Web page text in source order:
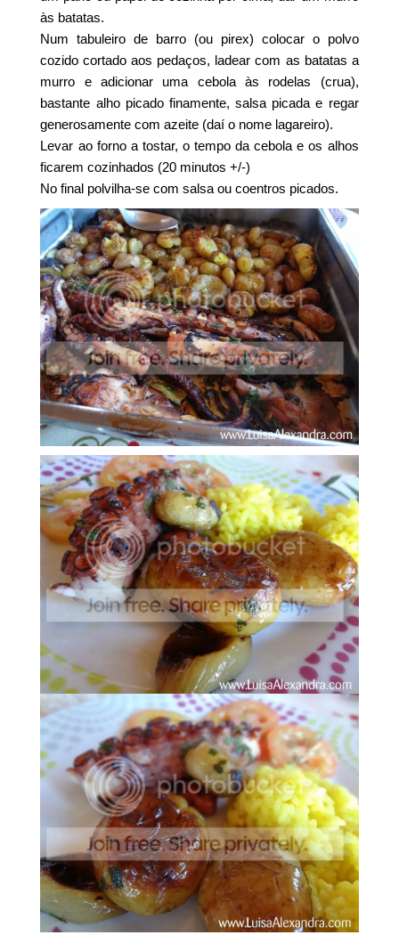
às batatas.
Num tabuleiro de barro (ou pirex) colocar o polvo
cozido cortado aos pedaços, ladear com as batatas a
murro e adicionar uma cebola às rodelas (crua),
bastante alho picado finamente, salsa picada e regar
generosamente com azeite (daí o nome lagareiro).
Levar ao forno a tostar, o tempo da cebola e os alhos
ficarem cozinhados (20 minutos +/-)
No final polvilha-se com salsa ou coentros picados.